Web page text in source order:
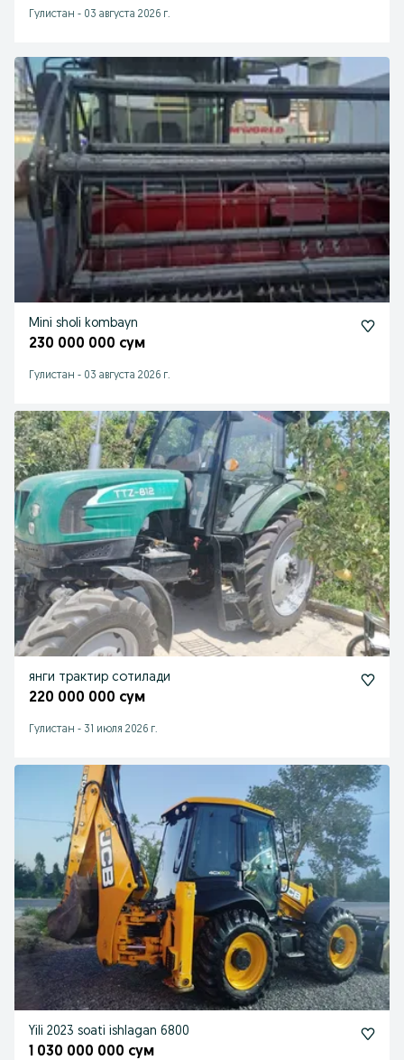
Гулистан - 03 августа 2026 г.
Mini sholi kombayn
230 000 000 сум
Гулистан - 03 августа 2026 г.
янги трактир сотилади
220 000 000 сум
Гулистан - 31 июля 2026 г.
Yili 2023 soati ishlagan 6800
1 030 000 000 сум